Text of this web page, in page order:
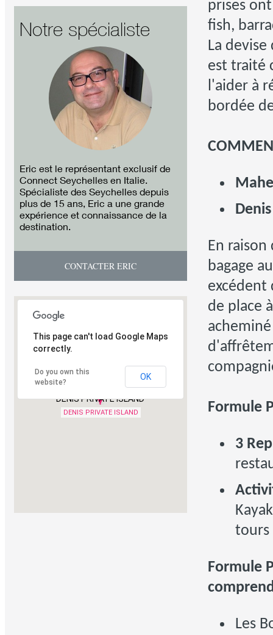
Notre spécialiste
Eric est le représentant exclusif de
Connect Seychelles en Italie.
Spécialiste des Seychelles depuis
plus de 15 ans, Eric a une grande
expérience et connaissance de la
destination.
CONTACTER ERIC
DENIS PRIVATE ISLAND
DENIS PRIVATE ISLAND
This page can't load Google Maps
correctly.
Do you own this
website?
OK
prises
fish,
La
est traité
l'aider à
bordée
En
bagage
excédent
de place
Formule
3
tours
Formule
Les